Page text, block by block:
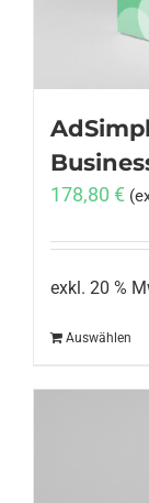
178,80 €
exkl. 20 %
Auswählen